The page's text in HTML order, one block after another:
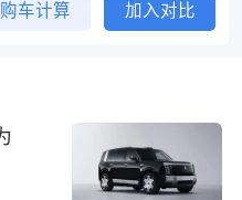
购车计算 加入对比